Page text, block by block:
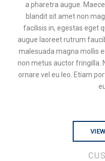
a pharetra augue.
blandit sit amet non
facilisis in, egestas eget
augue laoreet rutrum
malesuada magna mollis
non metus auctor fringilla.
ornare vel eu leo. Etiam